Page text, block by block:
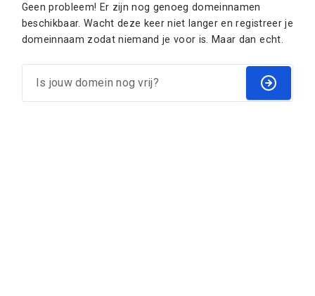
Geen probleem! Er zijn nog genoeg domeinnamen
beschikbaar. Wacht deze keer niet langer en registreer je
domeinnaam zodat niemand je voor is. Maar dan echt.